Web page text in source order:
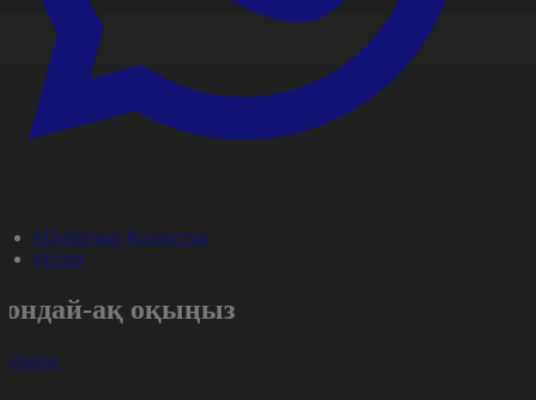
#Цифрлық Қазақстан
#Білім
ақ оқыңыз